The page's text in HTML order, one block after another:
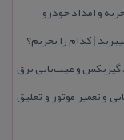
| كدام را بخریم؟
و تعمیر موتور و تعلیق